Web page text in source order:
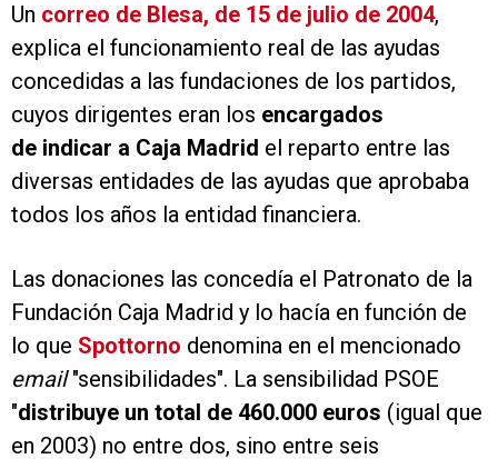
Un correo de Blesa, de 15 de julio de 2004,
explica el funcionamiento real de las ayudas
concedidas a las fundaciones de los partidos,
cuyos dirigentes eran los encargados
de indicar a Caja Madrid el reparto entre las
diversas entidades de las ayudas que aprobaba
todos los años la entidad financiera.
Las donaciones las concedía el Patronato de la
Fundación Caja Madrid y lo hacía en función de
lo que Spottorno denomina en el mencionado
email"sensibilidades". La sensibilidad PSOE
"distribuye un total de 460.000 euros (igual que
en 2003) no entre dos, sino entre seis